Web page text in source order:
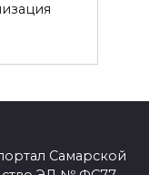
Самарской